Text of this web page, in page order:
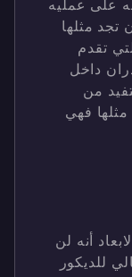
على عمليه
تجد مثلها
تقدم
داخل
من
فهي
أنه لن
للديكور